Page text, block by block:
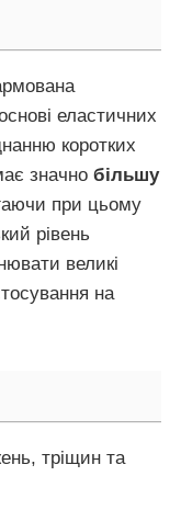
еластичних
коротких
значно більшу
при цьому
рівень
великі
на
тріщин та